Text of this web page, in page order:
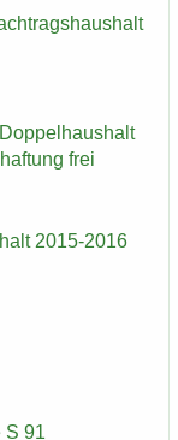
frei
2015-2016
S 91